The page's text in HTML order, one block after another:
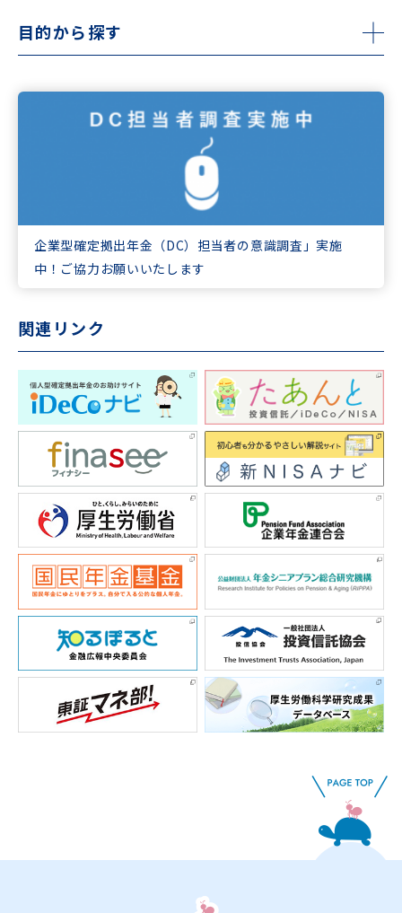
目的から探す
企業型確定拠出年金（DC）担当者の意識調査」実施
中！ご協力お願いいたします
関連リンク